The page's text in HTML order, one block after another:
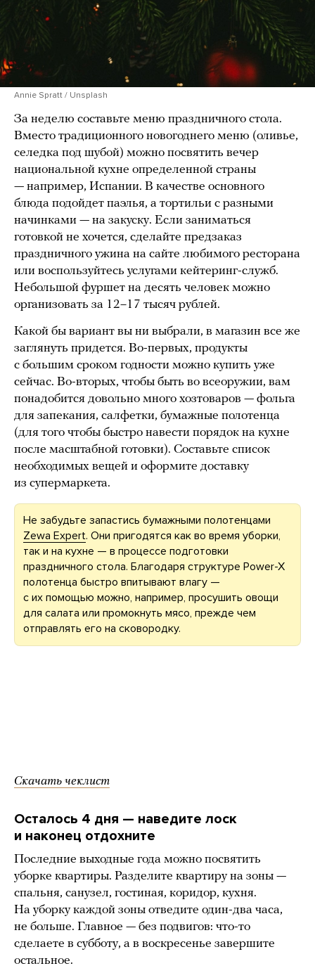
Annie Spratt / Unsplash
За неделю составьте меню праздничного стола.
Вместо традиционного новогоднего меню (оливье,
селедка под шубой) можно посвятить вечер
национальной кухне определенной страны
— например, Испании. В качестве основного
блюда подойдет паэлья, а тортильи с разными
начинками — на закуску. Если заниматься
готовкой не хочется, сделайте предзаказ
праздничного ужина на сайте любимого ресторана
или воспользуйтесь услугами кейтеринг-служб.
Небольшой фуршет на десять человек можно
организовать за 12–17 тысяч рублей.
Какой бы вариант вы ни выбрали, в магазин все же
заглянуть придется. Во-первых, продукты
с большим сроком годности можно купить уже
сейчас. Во-вторых, чтобы быть во всеоружии, вам
понадобится довольно много хозтоваров — фольга
для запекания, салфетки, бумажные полотенца
(для того чтобы быстро навести порядок на кухне
после масштабной готовки). Составьте список
необходимых вещей и оформите доставку
из супермаркета.
Не забудьте запастись бумажными полотенцами
Zewa Expert. Они пригодятся как во время уборки,
так и на кухне — в процессе подготовки
праздничного стола. Благодаря структуре Power-X
полотенца быстро впитывают влагу —
с их помощью можно, например, просушить овощи
для салата или промокнуть мясо, прежде чем
отправлять его на сковородку.
Скачать чеклист
Осталось 4 дня — наведите лоск
и наконец отдохните
Последние выходные года можно посвятить
уборке квартиры. Разделите квартиру на зоны —
спальня, санузел, гостиная, коридор, кухня.
На уборку каждой зоны отведите один-два часа,
не больше. Главное — без подвигов: что-то
сделаете в субботу, а в воскресенье завершите
остальное.